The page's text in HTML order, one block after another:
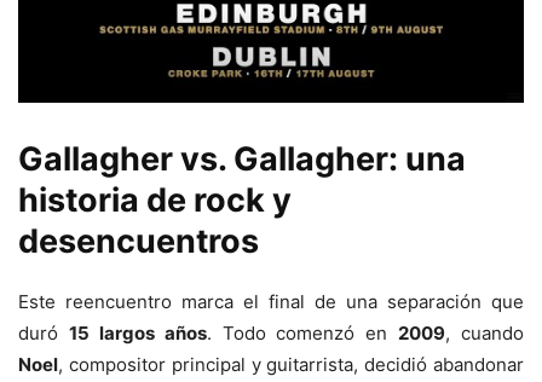
Gallagher vs. Gallagher: una
historia de rock y
desencuentros
Este reencuentro marca el final de una separación que
duró 15 largos años. Todo comenzó en2009, cuando
Noel, compositor principal y guitarrista, decidió abandonar